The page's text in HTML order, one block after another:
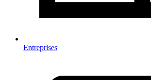
Entreprises